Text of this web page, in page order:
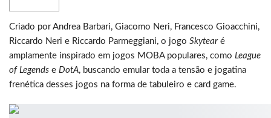
Criado por Andrea Barbari, Giacomo Neri, Francesco Gioacchini,
Riccardo Neri e Riccardo Parmeggiani, o jogo Skytearé
amplamente inspirado em jogos MOBA populares, como League
of Legends e DotA, buscando emular toda a tensão e jogatina
frenética desses jogos na forma de tabuleiro e card game.